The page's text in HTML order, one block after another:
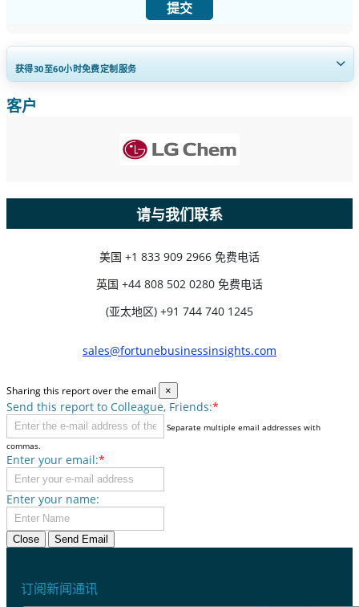
提交
获得30至60小时免费定制服务
扩大区域和国家覆盖范围， 细分市场分析， 公司简介， 竞争基准分析，
立即定制
客户
请与我们联系
美国 +1 833 909 2966 免费电话
英国 +44 808 502 0280 免费电话
(亚太地区) +91 744 740 1245
sales@fortunebusinessinsights.com
Sharing this report over the email ×
Send this report to Colleague, Friends:*
Separate multiple email addresses with
commas.
Enter your email:*
Enter your name:
Close Send Email
订阅新闻通讯